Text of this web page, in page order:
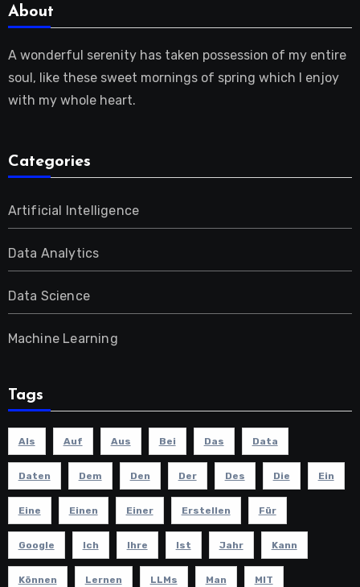
About
A wonderful serenity has taken possession of my entire
soul, like these sweet mornings of spring which I enjoy
with my whole heart.
Categories
Artificial Intelligence
Data Analytics
Data Science
Machine Learning
Tags
Als Auf Aus Bei Das Data
Daten Dem Den Der Des Die Ein
Eine Einen Einer Erstellen Für
Google Ich Ihre Ist Jahr Kann
Können Lernen LLMs Man MIT